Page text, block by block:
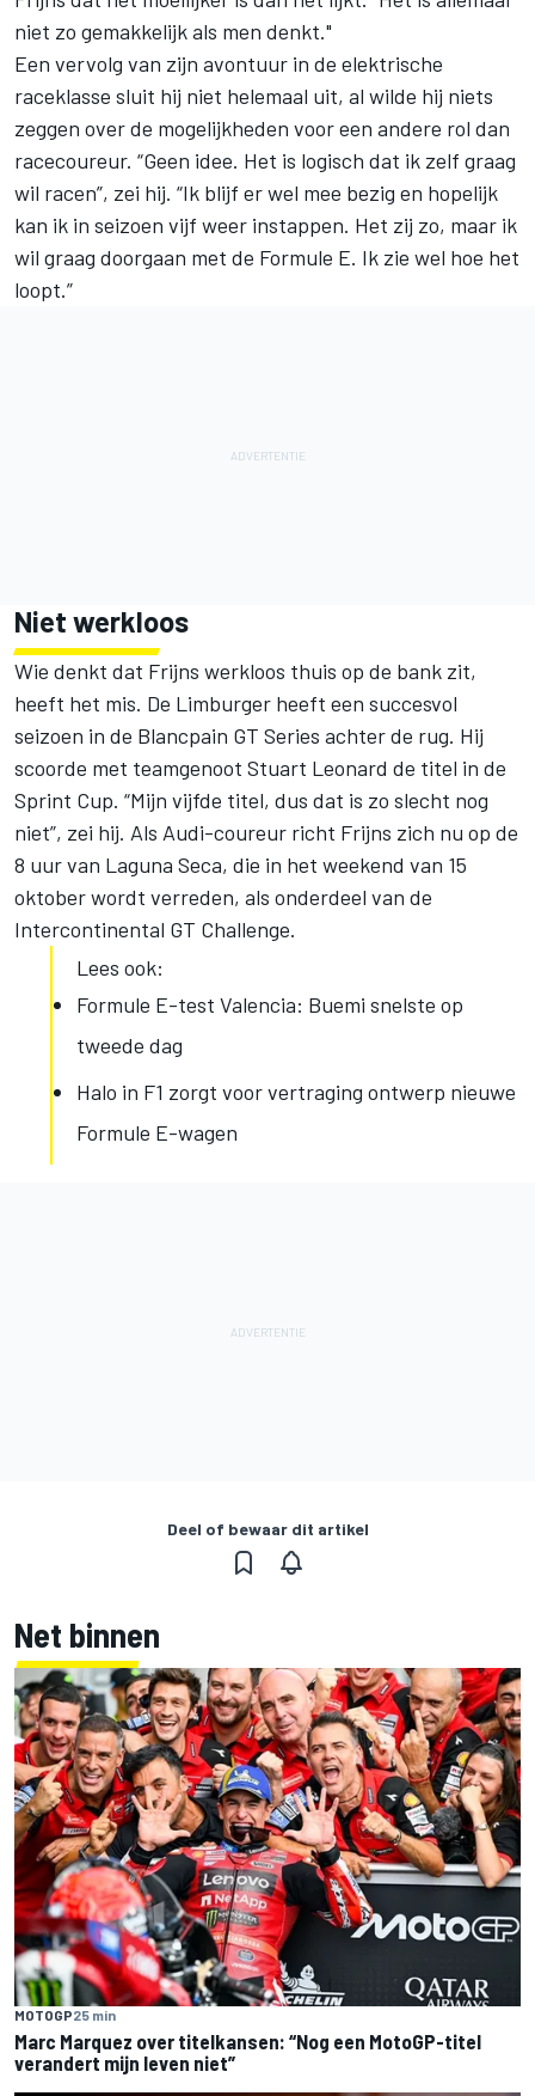
niet zo gemakkelijk als men denkt."
Een vervolg van zijn avontuur in de elektrische
raceklasse sluit hij niet helemaal uit, al wilde hij niets
zeggen over de mogelijkheden voor een andere rol dan
racecoureur. “Geen idee. Het is logisch dat ik zelf graag
wil racen”, zei hij. “Ik blijf er wel mee bezig en hopelijk
kan ik in seizoen vijf weer instappen. Het zij zo, maar ik
wil graag doorgaan met de Formule E. Ik zie wel hoe het
loopt.”
Niet werkloos
Wie denkt dat Frijns werkloos thuis op de bank zit,
heeft het mis. De Limburger heeft een succesvol
seizoen in de Blancpain GT Series achter de rug. Hij
scoorde met teamgenoot Stuart Leonard de titel in de
Sprint Cup. “Mijn vijfde titel, dus dat is zo slecht nog
niet”, zei hij. Als Audi-coureur richt Frijns zich nu op de
8 uur van Laguna Seca, die in het weekend van 15
oktober wordt verreden, als onderdeel van de
Intercontinental GT Challenge.
Lees ook:
Formule E-test Valencia: Buemi snelste op
tweede dag
Halo in F1 zorgt voor vertraging ontwerp nieuwe
Formule E-wagen
Deel of bewaar dit artikel
Net binnen
MOTOGP25 min
Marc Marquez over titelkansen: “Nog een MotoGP-titel
verandert mijn leven niet”